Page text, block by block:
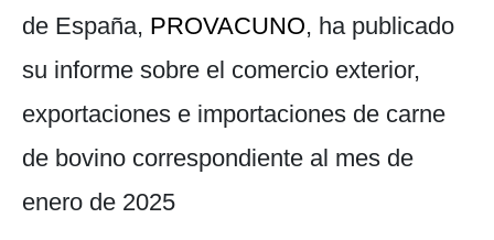
de España, PROVACUNO, ha publicado
su informe sobre el comercio exterior,
exportaciones e importaciones de carne
de bovino correspondiente al mes de
enero de 2025